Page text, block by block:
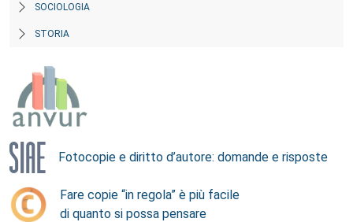
SOCIOLOGIA
STORIA
Fotocopie e diritto d’autore: domande e risposte
Fare copie “in regola” è più facile
di quanto si possa pensare